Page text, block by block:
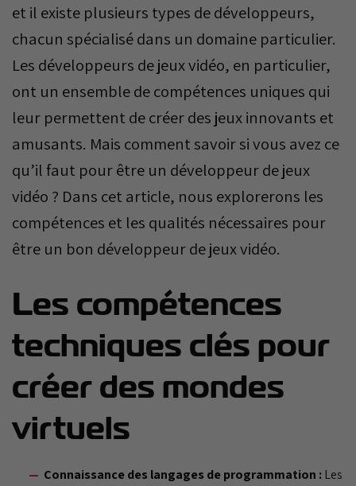
et il existe plusieurs types de développeurs,
chacun spécialisé dans un domaine particulier.
Les développeurs de jeux vidéo, en particulier,
ont un ensemble de compétences uniques qui
leur permettent de créer des jeux innovants et
amusants. Mais comment savoir si vous avez ce
qu’il faut pour être un développeur de jeux
vidéo ? Dans cet article, nous explorerons les
compétences et les qualités nécessaires pour
être un bon développeur de jeux vidéo.
Les compétences
techniques clés pour
créer des mondes
virtuels
Connaissance des langages de programmation : Les